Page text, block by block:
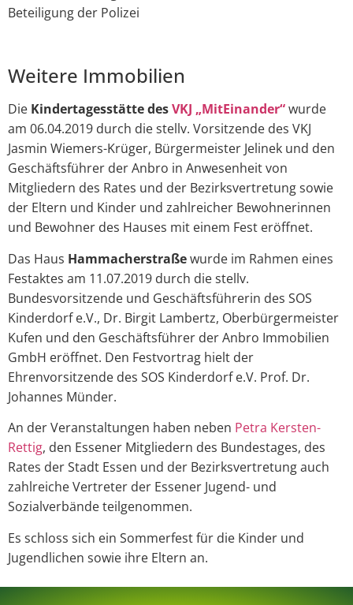
Beteiligung der Polizei
Weitere Immobilien
Die Kindertagesstätte desVKJ „MitEinander“wurde
am 06.04.2019 durch die stellv. Vorsitzende des VKJ
Jasmin Wiemers-Krüger, Bürgermeister Jelinek und den
Geschäftsführer der Anbro in Anwesenheit von
Mitgliedern des Rates und der Bezirksvertretung sowie
der Eltern und Kinder und zahlreicher Bewohnerinnen
und Bewohner des Hauses mit einem Fest eröffnet.
Das Haus Hammacherstraßewurde im Rahmen eines
Festaktes am 11.07.2019 durch die stellv.
Bundesvorsitzende und Geschäftsführerin des SOS
Kinderdorf e.V., Dr. Birgit Lambertz, Oberbürgermeister
Kufen und den Geschäftsführer der Anbro Immobilien
GmbH eröffnet. Den Festvortrag hielt der
Ehrenvorsitzende des SOS Kinderdorf e.V. Prof. Dr.
Johannes Münder.
An der Veranstaltungen haben neben Petra Kersten-
Rettig, den Essener Mitgliedern des Bundestages, des
Rates der Stadt Essen und der Bezirksvertretung auch
zahlreiche Vertreter der Essener Jugend- und
Sozialverbände teilgenommen.
Es schloss sich ein Sommerfest für die Kinder und
Jugendlichen sowie ihre Eltern an.